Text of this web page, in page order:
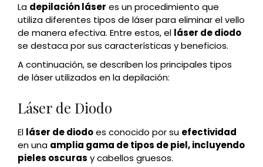
La depilación láser es un procedimiento que
utiliza diferentes tipos de láser para eliminar el vello
de manera efectiva. Entre estos, el láser de diodo
se destaca por sus características y beneficios.
A continuación, se describen los principales tipos
de láser utilizados en la depilación:
Láser de Diodo
El láser de diodoes conocido por su efectividad
en una amplia gama de tipos de piel, incluyendo
pieles oscuras y cabellos gruesos.